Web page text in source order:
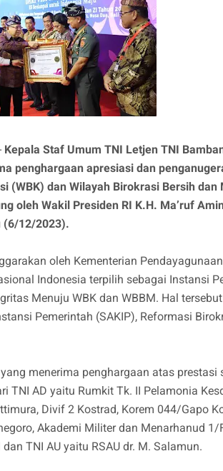
Kepala Staf Umum TNI Letjen TNI
penghargaan apresiasi dan
(WBK) dan Wilayah Birokrasi Bersih dan
oleh Wakil Presiden RI K.H. Ma’ruf
(6/12/2023).
oleh Kementerian
Indonesia terpilih sebagai Instansi
Menuju WBK dan WBBM. Hal
Pemerintah (SAKIP), Reformasi
menerima penghargaan atas prestasi
TNI AD yaitu Rumkit Tk. II Pelamonia
Divif 2 Kostrad, Korem 044/Gapo
Akademi Militer dan Menarhanud 1/
TNI AU yaitu RSAU dr. M. Salamun.